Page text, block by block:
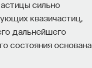
сильно
квазичастиц,
дальнейшего
состояния основана